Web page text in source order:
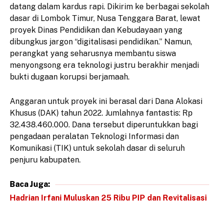
datang dalam kardus rapi. Dikirim ke berbagai sekolah
dasar di Lombok Timur, Nusa Tenggara Barat, lewat
proyek Dinas Pendidikan dan Kebudayaan yang
dibungkus jargon “digitalisasi pendidikan.” Namun,
perangkat yang seharusnya membantu siswa
menyongsong era teknologi justru berakhir menjadi
bukti dugaan korupsi berjamaah.
Anggaran untuk proyek ini berasal dari Dana Alokasi
Khusus (DAK) tahun 2022. Jumlahnya fantastis: Rp
32.438.460.000. Dana tersebut diperuntukkan bagi
pengadaan peralatan Teknologi Informasi dan
Komunikasi (TIK) untuk sekolah dasar di seluruh
penjuru kabupaten.
Baca Juga:
Hadrian Irfani Muluskan 25 Ribu PIP dan Revitalisasi